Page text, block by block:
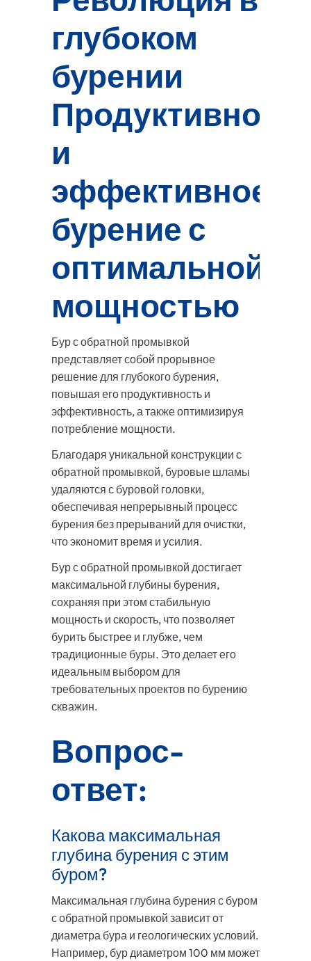
глубоком
бурении
Продуктивное
и
эффективное
бурение с
оптимальной
мощностью
Бур с обратной промывкой
представляет собой прорывное
решение для глубокого бурения,
повышая его продуктивность и
эффективность, а также оптимизируя
потребление мощности.
Благодаря уникальной конструкции с
обратной промывкой, буровые шламы
удаляются с буровой головки,
обеспечивая непрерывный процесс
бурения без прерываний для очистки,
что экономит время и усилия.
Бур с обратной промывкой достигает
максимальной глубины бурения,
сохраняя при этом стабильную
мощность и скорость, что позволяет
бурить быстрее и глубже, чем
традиционные буры. Это делает его
идеальным выбором для
требовательных проектов по бурению
скважин.
Вопрос-
ответ:
Какова максимальная
глубина бурения с этим
буром?
Максимальная глубина бурения с буром
с обратной промывкой зависит от
диаметра бура и геологических условий.
Например, бур диаметром 100 мм может